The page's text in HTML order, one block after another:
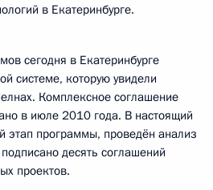
в Екатеринбурге.
сегодня в Екатеринбурге
системе, которую увидели
Комплексное соглашение
в июле 2010 года. В настоящий
этап программы, проведён анализ
десять соглашений
проектов.